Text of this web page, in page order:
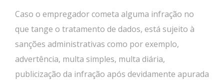
Caso o empregador cometa alguma infração no
que tange o tratamento de dados, está sujeito à
sanções administrativas como por exemplo,
advertência, multa simples, multa diária,
publicização da infração após devidamente apurada